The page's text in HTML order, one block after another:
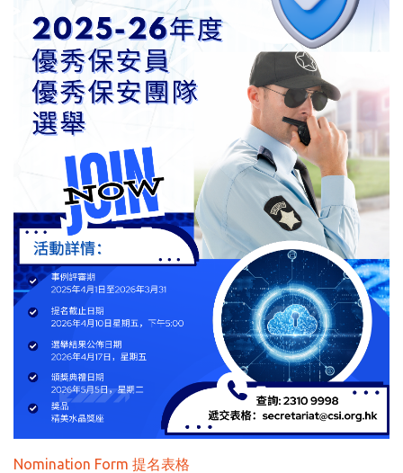
Nomination Form 提名表格